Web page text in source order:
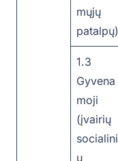
mųjų
patalpų)
1.3
Gyvena
moji
(įvairių
socialini
ų